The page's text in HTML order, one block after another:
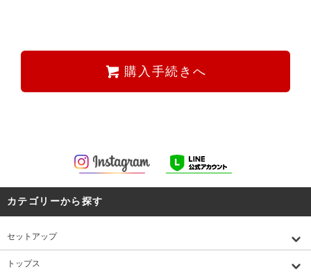
購入手続きへ
カテゴリーから探す
セットアップ
トップス